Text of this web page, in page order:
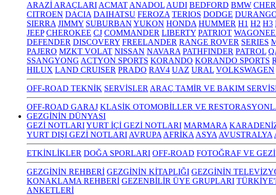
ARAZİ ARAÇLARI ACMAT ANADOL AUDI BEDFORD BMW
CITROEN DACIA DAIHATSU FEROZA TERIOS DODGE
SIERRA JIMMY SUBURBAN YUKON HONDA HUMMER H1 H2 H3
JEEP CHEROKEE CJ COMMANDER LIBERTY PATRIOT
DEFENDER DISCOVERY FREELANDER RANGE ROVER SERIES
PAJERO MZKT VOLAT NISSAN NAVARA PATHFINDER PATROL
SSANGYONG ACTYON SPORTS KORANDO KORANDO SPORTS
HILUX LAND CRUISER PRADO RAV4 UAZ URAL VOLKSWAGEN
OFF-ROAD TEKNİK SERVİSLER ARAÇ TAMİR VE BAKIM
OFF-ROAD GARAJ KLASİK OTOMOBİLLER VE
GEZGİNİN DÜNYASI
GEZİ NOTLARIYURT İÇİ GEZİ NOTLARI MARMARA
YURT DIŞI GEZİ NOTLARI AVRUPA AFRİKA ASYA AVUSTRALYA
ETKİNLİKLER DOĞA SPORLARI OFF-ROAD FOTOĞRAF VE GEZİ
GEZGİNİN REHBERİ GEZGİNİN KİTAPLIĞI GEZGİNİN
KONAKLAMA REHBERİ GEZENBİLİR ÜYE GRUPLARI
ANKETLERİ